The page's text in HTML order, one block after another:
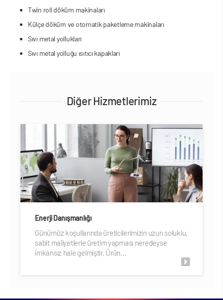
Twin roll döküm makinaları
Külçe döküm ve otomatik paketleme makinaları
Sıvı metal yollukları
Sıvı metal yolluğu ısıtıcı kapakları
Diğer Hizmetlerimiz
Enerji Danışmanlığı
Günümüz koşullarında üreticilerimizin uzun soluklu,
sabit maliyetlerle üretim yapması neredeyse
imkansız hale gelmiştir. Ürün…